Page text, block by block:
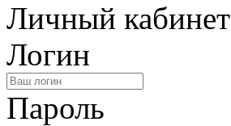
Личный кабинет
Логин
Пароль